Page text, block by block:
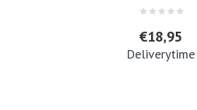
€18,95
Deliverytime